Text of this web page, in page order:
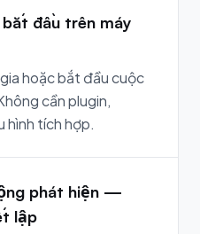
đầu trên máy
hoặc bắt đầu cuộc
cần plugin,
hình tích hợp.
phát hiện —
lập